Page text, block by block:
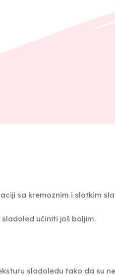
sa kremoznim i slatkim
učiniti još boljim.
sladoledu tako da su